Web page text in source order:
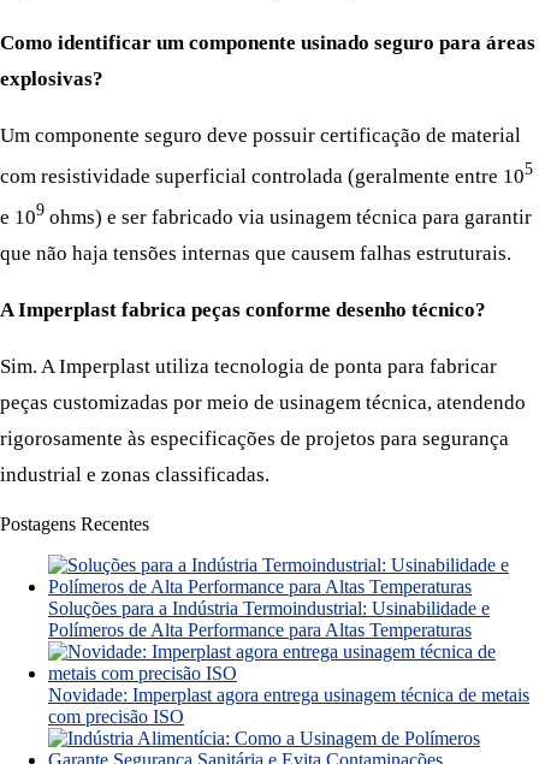
Como identificar um componente usinado seguro para áreas
explosivas?
Um componente seguro deve possuir certificação de material
com resistividade superficial controlada (geralmente entre 105
e 109 ohms) e ser fabricado via usinagem técnica para garantir
que não haja tensões internas que causem falhas estruturais.
A Imperplast fabrica peças conforme desenho técnico?
Sim. A Imperplast utiliza tecnologia de ponta para fabricar
peças customizadas por meio de usinagem técnica, atendendo
rigorosamente às especificações de projetos para segurança
industrial e zonas classificadas.
Postagens Recentes
Soluções para a Indústria Termoindustrial: Usinabilidade e
Polímeros de Alta Performance para Altas Temperaturas
Novidade: Imperplast agora entrega usinagem técnica de metais
com precisão ISO